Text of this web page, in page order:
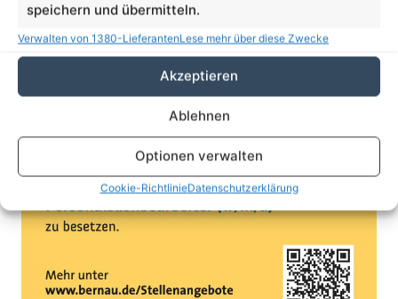
speichern und übermitteln.
Verwalten von 1380-LieferantenLese mehr über diese Zwecke
Akzeptieren
Ablehnen
Optionen verwalten
Cookie-RichtlinieDatenschutzerklärung